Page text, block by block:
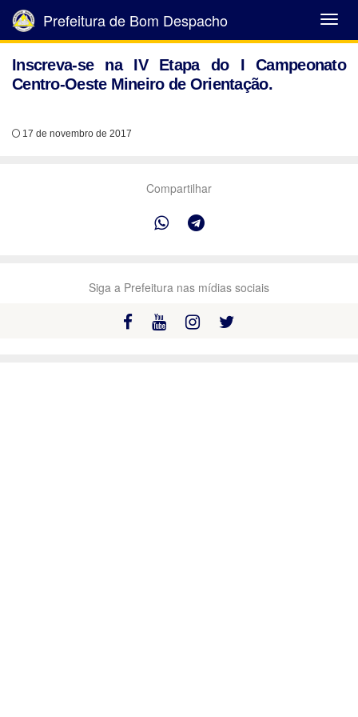
Abrir
Menu
Prefeitura de Bom Despacho
Inscreva-se na IV Etapa do I Campeonato
Centro-Oeste Mineiro de Orientação.
17 de novembro de 2017
Compartilhar
Siga a Prefeitura nas mídias sociais